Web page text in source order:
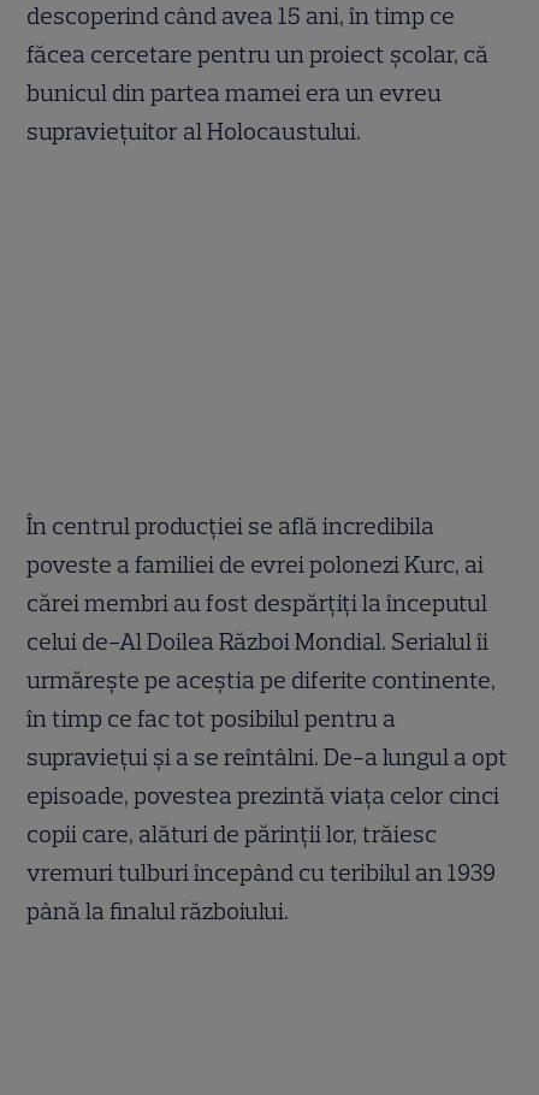
descoperind când avea 15 ani, în timp ce
făcea cercetare pentru un proiect școlar, că
bunicul din partea mamei era un evreu
supraviețuitor al Holocaustului.
În centrul producției se află incredibila
poveste a familiei de evrei polonezi Kurc, ai
cărei membri au fost despărțiți la începutul
celui de-Al Doilea Război Mondial. Serialul îi
urmărește pe aceștia pe diferite continente,
în timp ce fac tot posibilul pentru a
supraviețui și a se reîntâlni. De-a lungul a opt
episoade, povestea prezintă viața celor cinci
copii care, alături de părinții lor, trăiesc
vremuri tulburi începând cu teribilul an 1939
până la finalul războiului.